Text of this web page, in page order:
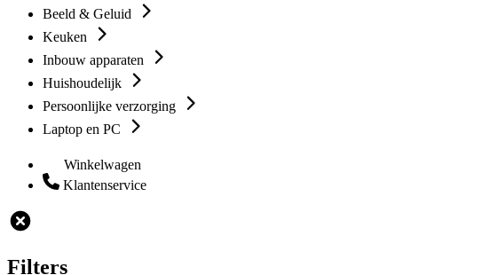
Beeld & Geluid
Keuken
Inbouw apparaten
Huishoudelijk
Persoonlijke verzorging
Laptop en PC
Winkelwagen
Klantenservice
Filters